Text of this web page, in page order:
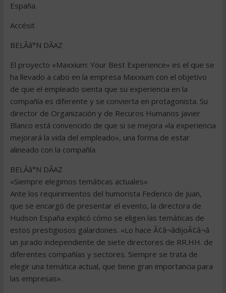
España.
Accésit
BELÃâ°N DÃAZ
El proyecto «Maxxium: Your Best Experience» es el que se
ha llevado a cabo en la empresa Maxxium con el objetivo
de que el empleado sienta que su experiencia en la
compañía es diferente y se convierta en protagonista. Su
director de Organización y de Recuros Humanos Javier
Blanco está convencido de que si se mejora «la experiencia
mejorará la vida del empleado», una forma de estar
alineado con la compañía.
BELÃâ°N DÃAZ
«Siempre elegimos temáticas actuales»
Ante los requirimientos del humorista Federico de Juan,
que se encargó de presentar el evento, la directora de
Hudson España explicó cómo se eligen las temáticas de
estos prestigiosos galardones. «Lo hace Ã¢â¬âdijoÃ¢â¬â
un jurado independiente de siete directores de RR.HH. de
diferentes compañías y sectores. Siempre se trata de
elegir una temática actual, que tiene gran importancia para
las empresas».